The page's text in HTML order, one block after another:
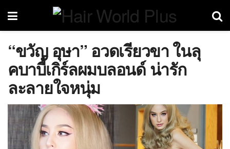
“ขวัญ อุษา” อวดเรียวขา ในลุ
คบาบี้เกิร์ลผมบลอนด์ น่ารัก
ละลายใจหนุ่ม